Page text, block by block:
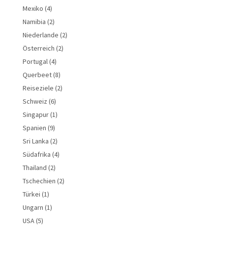
Mexiko (4)
Namibia (2)
Niederlande (2)
Österreich (2)
Portugal(4)
Querbeet(8)
Reiseziele (2)
Schweiz (6)
Singapur(1)
Spanien (9)
Sri Lanka (2)
Südafrika (4)
Thailand (2)
Tschechien (2)
Türkei (1)
Ungarn (1)
USA(5)